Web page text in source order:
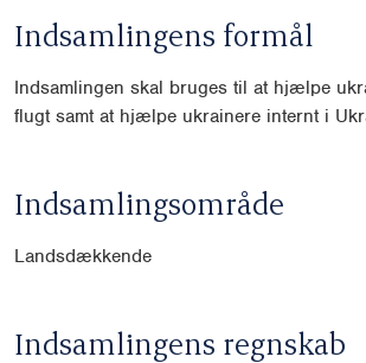
Indsamlingens formål
Indsamlingen skal bruges til at hjælpe
flugt samt at hjælpe ukrainere internt i
Indsamlingsområde
Landsdækkende
Indsamlingens regnskab